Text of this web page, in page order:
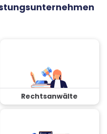
Rechtsanwälte